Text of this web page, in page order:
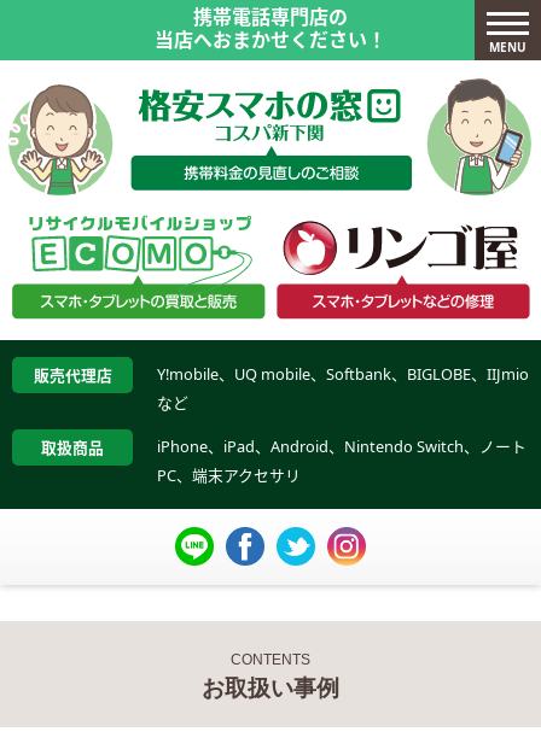
携帯電話専門店の
当店へおまかせください！
販売代理店
Y!mobile、UQ mobile、Softbank、BIGLOBE、IIJmio
など
取扱商品
iPhone、iPad、Android、Nintendo Switch、ノート
PC、端末アクセサリ
MENU
CONTENTS
お取扱い事例